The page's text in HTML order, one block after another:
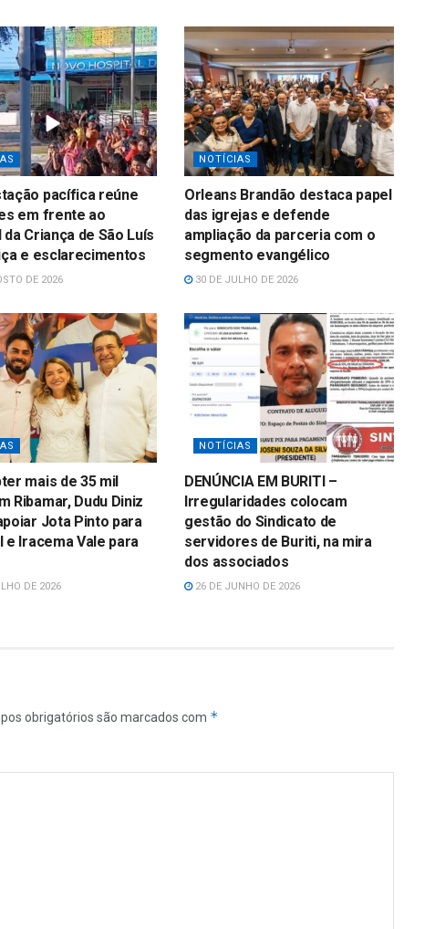
pacífica reúne
em frente ao
Criança de São Luís
e esclarecimentos
DE 2026
NOTÍCIAS
Orleans Brandão destaca papel
das igrejas e defende
ampliação da parceria com o
segmento evangélico
30 DE JULHO DE 2026
mais de 35 mil
Ribamar, Dudu Diniz
Jota Pinto para
e Iracema Vale para
DE 2026
NOTÍCIAS
DENÚNCIA EM BURITI –
Irregularidades colocam
gestão do Sindicato de
servidores de Buriti, na mira
dos associados
26 DE JUNHO DE 2026
obrigatórios são marcados com *